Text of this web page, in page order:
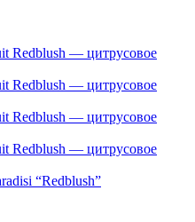
“Redblush”